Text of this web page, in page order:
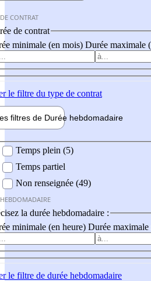
CONTRAT
de contrat
minimale (en mois) Durée maximale
le filtre du type de contrat
filtres de Durée hebdomadaire
Temps plein (5)
Temps partiel
Non renseignée (49)
la durée hebdomadaire :
minimale (en heure) Durée maximale
le filtre de durée hebdomadaire